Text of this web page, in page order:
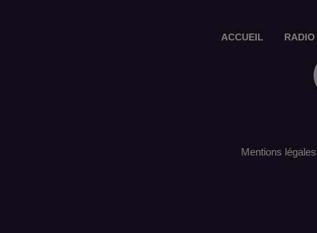
ACCUEIL RADIO
Mentions légales